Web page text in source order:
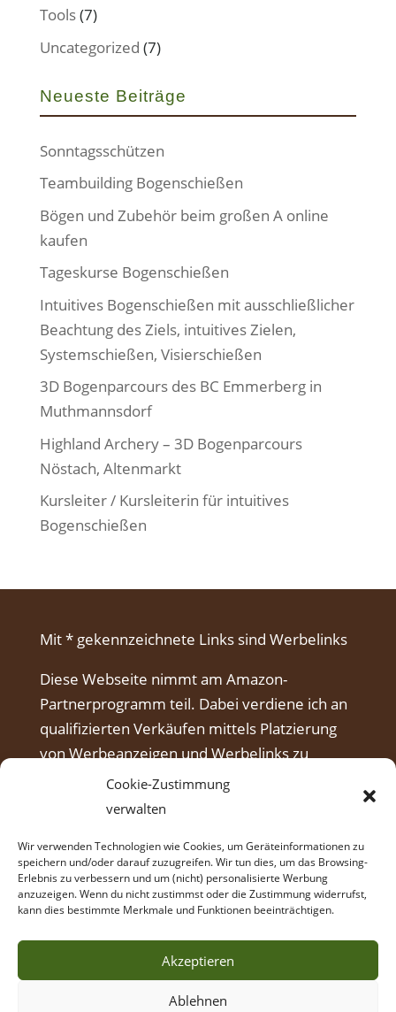
Cookie-Zustimmung
verwalten
Wir verwenden Technologien wie Cookies, um Geräteinformationen zu
speichern und/oder darauf zuzugreifen. Wir tun dies, um das Browsing-
Erlebnis zu verbessern und um (nicht) personalisierte Werbung
anzuzeigen. Wenn du nicht zustimmst oder die Zustimmung widerrufst,
kann dies bestimmte Merkmale und Funktionen beeinträchtigen.
Akzeptieren
Ablehnen
Tools(7)
Uncategorized (7)
Neueste Beiträge
Sonntagsschützen
Teambuilding Bogenschießen
Bögen und Zubehör beim großen A online
kaufen
Tageskurse Bogenschießen
Intuitives Bogenschießen mit ausschließlicher
Beachtung des Ziels, intuitives Zielen,
Systemschießen, Visierschießen
3D Bogenparcours des BC Emmerberg in
Muthmannsdorf
Highland Archery – 3D Bogenparcours
Nöstach, Altenmarkt
Kursleiter / Kursleiterin für intuitives
Bogenschießen
Mit * gekennzeichnete Links sind Werbelinks
Diese Webseite nimmt am Amazon-
Partnerprogramm teil. Dabei verdiene ich an
qualifizierten Verkäufen mittels Platzierung
von Werbeanzeigen und Werbelinks zu